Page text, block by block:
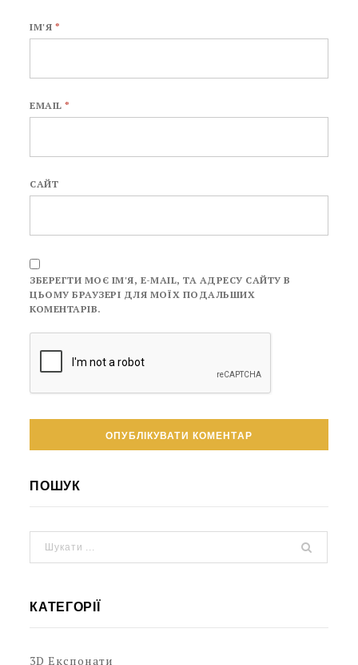
ІМ'Я *
EMAIL*
САЙТ
ЗБЕРЕГТИ МОЄ ІМ'Я, E-MAIL, ТА АДРЕСУ САЙТУ В
ЦЬОМУ БРАУЗЕРІ ДЛЯ МОЇХ ПОДАЛЬШИХ
КОМЕНТАРІВ.
ПОШУК
КАТЕГОРІЇ
3D Експонати